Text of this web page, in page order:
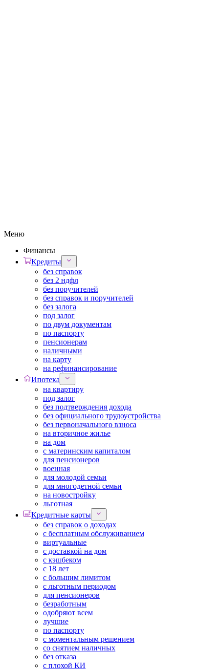
Меню
Финансы
Кредиты
без справок
без 2 ндфл
без поручителей
без справок и поручителей
без залога
под залог
по двум документам
по паспорту
пенсионерам
наличными
на карту
на рефинансирование
Ипотека
на квартиру
под залог
без подтверждения дохода
без официального трудоустройства
без первоначального взноса
на вторичное жилье
на дом
с материнским капиталом
для пенсионеров
военная
для молодой семьи
для многодетной семьи
на новостройку
льготная
Кредитные карты
без справок о доходах
с бесплатным обслуживанием
виртуальные
с доставкой на дом
с кэшбеком
с 18 лет
с большим лимитом
с льготным периодом
для пенсионеров
безработным
одобряют всем
лучшие
по паспорту
с моментальным решением
со снятием наличных
без отказа
с плохой КИ